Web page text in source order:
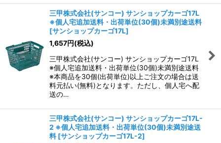
三甲株式会社(サンコー) サンショップカーゴ17L
※個人宅追加送料・出荷単位(30個)未満別途送料
[サンショップカーゴ17L]
1,657円(税込)
三甲株式会社(サンコー) サンショップカーゴ17L
※個人宅追加送料・出荷単位(30個)未満別途送料
※本商品を30個(出荷単位)以上ご注文の場合は送
料元払い(無料)となります。ただし、個人宅へ配
送の…
三甲株式会社(サンコー) サンショップカーゴ17L-
2 ※個人宅追加送料・出荷単位(30個)未満別途送
料 [サンショップカーゴ17L-2]